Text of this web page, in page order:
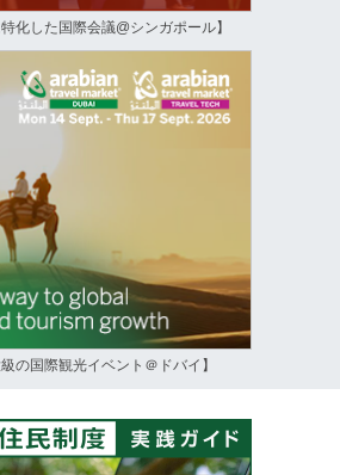
特化した国際会議@シンガポール】
級の国際観光イベント＠ドバイ】